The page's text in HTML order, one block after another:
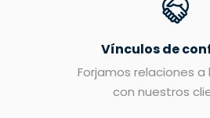
Vínculos de
Forjamos relaciones a
con nuestros